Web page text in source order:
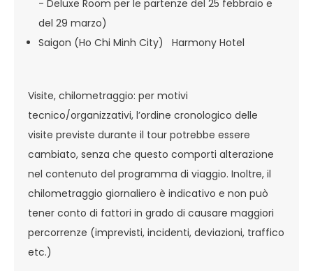
- Deluxe Room per le partenze del 25 febbraio e
del 29 marzo)
Saigon (Ho Chi Minh City) Harmony Hotel
Visite, chilometraggio: per motivi
tecnico/organizzativi, l’ordine cronologico delle
visite previste durante il tour potrebbe essere
cambiato, senza che questo comporti alterazione
nel contenuto del programma di viaggio. Inoltre, il
chilometraggio giornaliero è indicativo e non può
tener conto di fattori in grado di causare maggiori
percorrenze (imprevisti, incidenti, deviazioni, traffico
etc.)